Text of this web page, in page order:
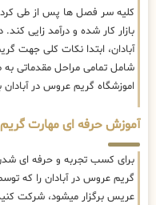
کلیه سر فصل ها پس از طی
بازار کار شده و درآمد زایی
آبادان، ابتدا نکات کلی جهت
شامل تمامی مراحل مقدماتی
اموزشگاه گریم عروس در
آموزش حرفه ای مهارت
برای کسب تجربه و حرفه ای
گریم عروس در آبادان را که
عریس برگزار میشود، شرکت